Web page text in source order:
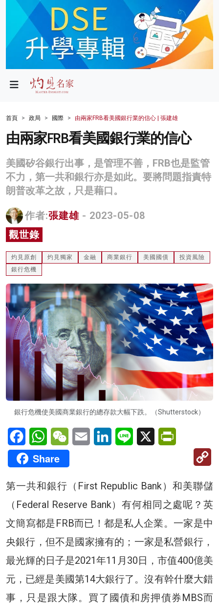
政局
財經
生活
商業
科技
影片
名家榜
灼見活動
關於我們
首頁 政局 國際 由兩家FRB看美國銀行業的信心 | 張建雄
由兩家FRB看美國銀行業的信心
美國矽谷銀行出事，是管理不善，FRB也是監管
不力，第一共和銀行亦是如此。要將問題指責特
朗普改革之故，只是藉口。
作者:張建雄 - 2023-05-08
觀世錄
灼見原創 灼見獨家 金融 商業銀行 美國國債
投資風險
銀行危機
銀行危機使美國商業銀行的總存款大幅下跌。（Shutterstock）
FacebookWhatsAppWeChatEmail LinkedInLine X
Share
第一共和銀行（First Republic Bank）和美聯儲
（Federal Reserve Bank）有何相同之處呢？英
文簡寫都是FRB而已！都是私人企業。一家是中
央銀行，但不是國家擁有的；一家是私營銀行，
最光輝的日子是2021年11月30日，市值400億美
元，已經是美國第14大銀行了。沒有幹什麼大錯
事，只是跟大隊。買了國債和房押債券MBS而